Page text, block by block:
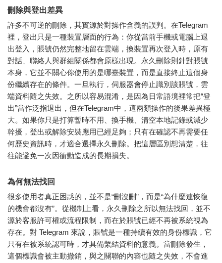
刪除與登出差異
許多不可逆的刪除，其實源於對操作含義的誤判。在Telegram
裡，登出只是一種裝置層面的行為：你從當前手機或電腦上退
出登入，賬號仍然完整地留在雲端，換裝置再次登入時，原有
對話、聯絡人與群組關係都會原樣出現。永久刪除則針對賬號
本身，它並不關心你使用的是哪臺裝置，而是直接終止這個身
份繼續存在的條件。一旦執行，伺服器會停止識別該賬號，雲
端資料隨之失效。之所以容易混淆，是因為日常語境裡常把“登
出”當作泛指退出，但在Telegram中，這兩類操作的後果差異極
大。如果你只是打算暫時不用、換手機、清空本地記錄或減少
幹擾，登出或解除安裝應用已經足夠；只有在確認不再需要任
何歷史資訊時，才適合選擇永久刪除。把這層區別想清楚，往
往能避免一次因衝動造成的長期損失。
為何無法找回
很多使用者真正困惑的，並不是“刪沒刪”，而是“為什麼連恢復
的機會都沒有”。從機制上看，永久刪除之所以無法找回，並不
源於客服許可權或流程限制，而在於賬號已經不再被系統視為
存在。對 Telegram 來說，賬號是一種持續有效的身份標識，它
只有在被系統認可時，才具備繫結資料的意義。當刪除發生，
這個標識會被主動撤銷，與之關聯的內容也隨之失效，不會進